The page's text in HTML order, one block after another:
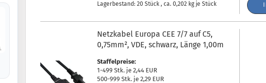
Lagerbestand: 20 Stück , ca.0,202 kg je Stück
Netzkabel Europa CEE 7/7 auf C5,
0,75mm², VDE, schwarz, Länge 1,00m
Staffelpreise:
1-499 Stk. je 2,44 EUR
500-999 Stk. je 2,29 EUR